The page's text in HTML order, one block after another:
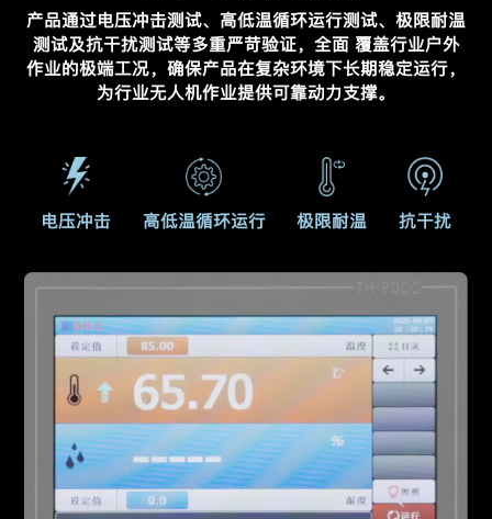
产品通过电压冲击测试、高低温循环运行测试、极限耐温
测试及抗干扰测试等多重严苛验证，全面 覆盖行业户外
作业的极端工况，确保产品在复杂环境下长期稳定运行，
为行业无人机作业提供可靠动力支撑。
电压冲击 高低温循环运行 极限耐温 抗干扰